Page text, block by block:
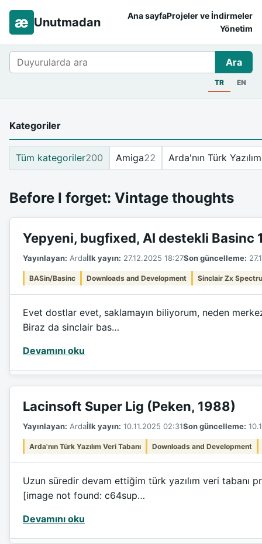
æ Unutmadan Ana sayfaProjeler ve İndirmeler
Yönetim
Ara Ara
TR EN
Before I forget: Vintage thoughts
Yepyeni, bugfixed, AI destekli Basinc
Yayınlayan: Ardaİlk yayın: 27.12.2025 18:27Son güncelleme:
BASin/Basinc Downloads and Development Sinclair Zx
Evet dostlar evet, saklamayın biliyorum, neden
Biraz da sinclair bas…
Devamını oku
Lacinsoft Super Lig (Peken, 1988)
Yayınlayan: Ardaİlk yayın: 10.11.2025 02:31Son güncelleme:
Arda'nın Türk Yazılım Veri Tabanı Downloads and Development
Uzun süredir devam ettiğim türk yazılım veri tabanı
[image not found: c64sup…
Devamını oku
Kategoriler
Tüm kategoriler200 Amiga22 Arda'nın Türk